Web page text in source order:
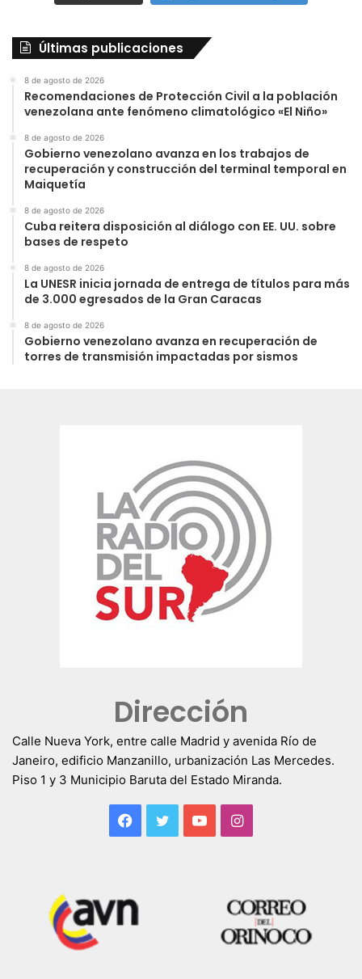
Últimas publicaciones
8 de agosto de 2026
Recomendaciones de Protección Civil a la población
venezolana ante fenómeno climatológico «El Niño»
8 de agosto de 2026
Gobierno venezolano avanza en los trabajos de
recuperación y construcción del terminal temporal en
Maiquetía
8 de agosto de 2026
Cuba reitera disposición al diálogo con EE. UU. sobre
bases de respeto
8 de agosto de 2026
La UNESR inicia jornada de entrega de títulos para más
de 3.000 egresados de la Gran Caracas
8 de agosto de 2026
Gobierno venezolano avanza en recuperación de
torres de transmisión impactadas por sismos
Dirección
Calle Nueva York, entre calle Madrid y avenida Río de
Janeiro, edificio Manzanillo, urbanización Las Mercedes.
Piso 1 y 3 Municipio Baruta del Estado Miranda.
Facebook
TwitterYouTubeInstagram